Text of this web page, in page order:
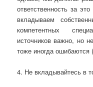
ответственность за
вкладываем
компетентных
источников важно, но
тоже иногда ошибаются
4. Не вкладывайтесь в